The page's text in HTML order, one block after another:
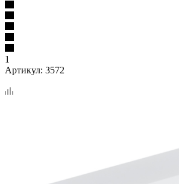
1
Артикул: 3572